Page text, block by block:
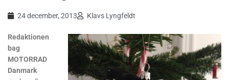
24 december, 2013 Klavs Lyngfeldt
Redaktionen
bag
MOTORRAD
Danmark